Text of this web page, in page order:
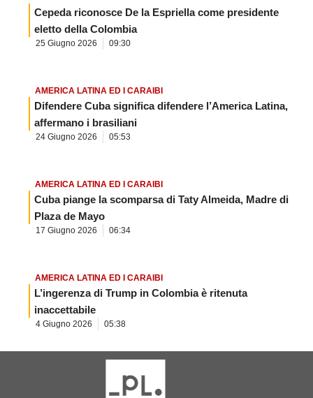
Cepeda riconosce De la Espriella come presidente
eletto della Colombia
25 Giugno 2026 09:30
AMERICA LATINA ED I CARAIBI
Difendere Cuba significa difendere l’America Latina,
affermano i brasiliani
24 Giugno 2026 05:53
AMERICA LATINA ED I CARAIBI
Cuba piange la scomparsa di Taty Almeida, Madre di
Plaza de Mayo
17 Giugno 2026 06:34
AMERICA LATINA ED I CARAIBI
L’ingerenza di Trump in Colombia è ritenuta
inaccettabile
4 Giugno 2026 05:38